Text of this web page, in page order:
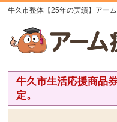
牛久市整体【25年の実績】アー
牛久市生活応援商品
定。